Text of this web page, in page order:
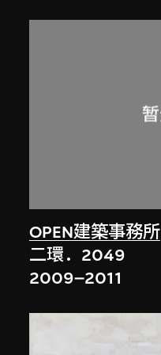
OPEN建築事務所
二環．2049
2009–2011